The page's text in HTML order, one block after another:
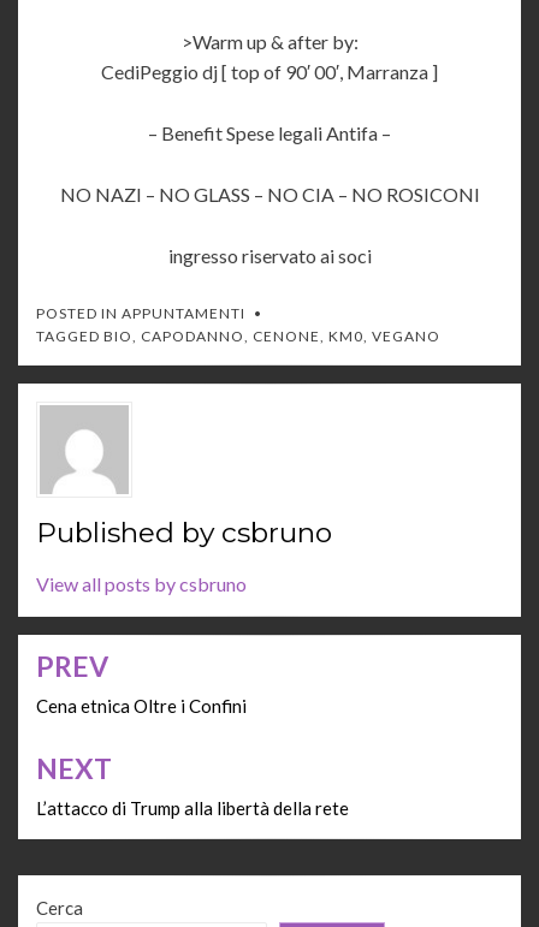
>Warm up & after by:
CediPeggio dj [ top of 90′ 00′, Marranza ]
– Benefit Spese legali Antifa –
NO NAZI – NO GLASS – NO CIA – NO ROSICONI
ingresso riservato ai soci
POSTED IN APPUNTAMENTI
TAGGED BIO, CAPODANNO, CENONE, KM0, VEGANO
Published by csbruno
View all posts by csbruno
Navigazione
articoli
PREV
Cena etnica Oltre i Confini
NEXT
L’attacco di Trump alla libertà della rete
Cerca